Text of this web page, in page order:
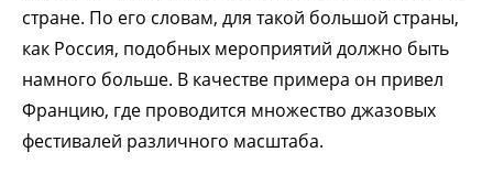
стране. По его словам, для такой большой страны,
как Россия, подобных мероприятий должно быть
намного больше. В качестве примера он привел
Францию, где проводится множество джазовых
фестивалей различного масштаба.